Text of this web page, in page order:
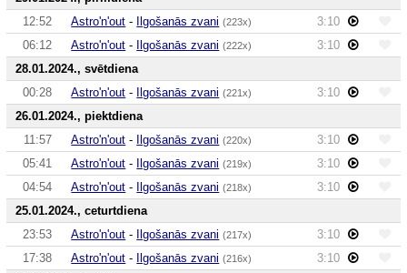
12:52
Astro'n'out - Ilgošanās zvani (223x)
3:10
06:12
Astro'n'out - Ilgošanās zvani (222x)
3:10
28.01.2024., svētdiena
00:28
Astro'n'out - Ilgošanās zvani (221x)
3:10
26.01.2024., piektdiena
11:57
Astro'n'out - Ilgošanās zvani (220x)
3:10
05:41
Astro'n'out - Ilgošanās zvani (219x)
3:10
04:54
Astro'n'out - Ilgošanās zvani (218x)
3:10
25.01.2024., ceturtdiena
23:53
Astro'n'out - Ilgošanās zvani (217x)
3:10
17:38
Astro'n'out - Ilgošanās zvani (216x)
3:10